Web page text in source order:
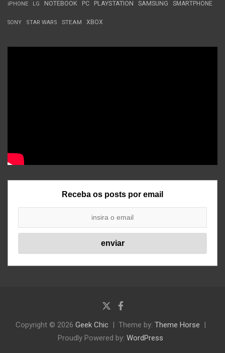
iPHONE LG NOTEBOOK PC PLAYSTATION SAMSUNG SMARTPHONE
SONY STAR WARS STEAM XBOX
Receba os posts por email
Copyright © 2026 Geek Chic Theme by: Theme Horse
Proudly Powered by: WordPress